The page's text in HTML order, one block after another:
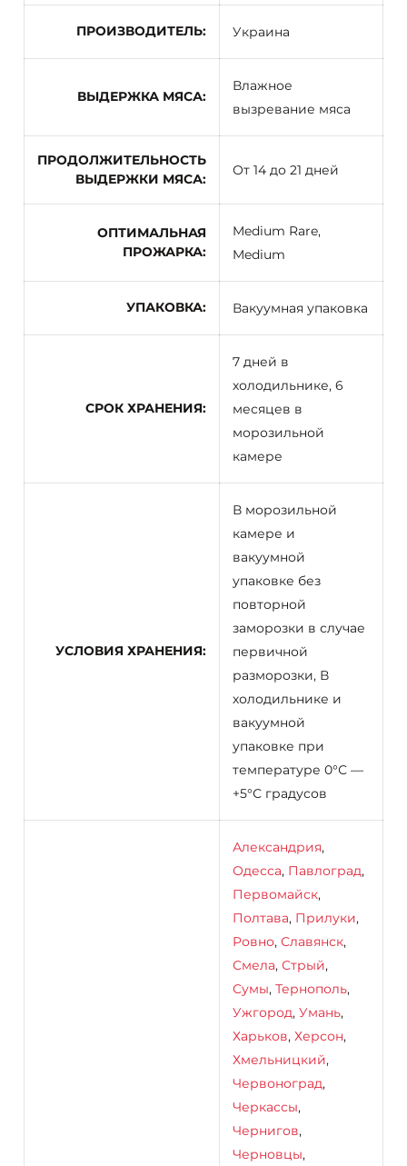
ПРОИЗВОДИТЕЛЬ Украина
ВЫДЕРЖКА МЯСА
Влажное
вызревание мяса
ПРОДОЛЖИТЕЛЬНОСТЬ
ВЫДЕРЖКИ МЯСА
От 14 до 21 дней
ОПТИМАЛЬНАЯ
ПРОЖАРКА
Medium Rare,
Medium
УПАКОВКА Вакуумная упаковка
СРОК ХРАНЕНИЯ
7 дней в
холодильнике, 6
месяцев в
морозильной
камере
УСЛОВИЯ ХРАНЕНИЯ
В морозильной
камере и
вакуумной
упаковке без
повторной
заморозки в случае
первичной
разморозки, В
холодильнике и
вакуумной
упаковке при
температуре 0°С —
+5°С градусов
Александрия,
Одесса, Павлоград,
Первомайск,
Полтава, Прилуки,
Ровно, Славянск,
Смела, Стрый,
Сумы, Тернополь,
Ужгород, Умань,
Харьков, Херсон,
Хмельницкий,
Червоноград,
Черкассы,
Чернигов,
Черновцы,